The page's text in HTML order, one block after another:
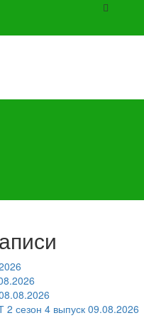
2 сезон 4 выпуск 09.08.2026